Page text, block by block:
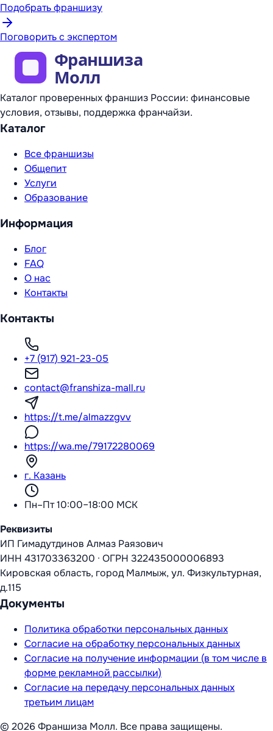
Подобрать франшизу
Поговорить с экспертом
Каталог проверенных франшиз России: финансовые
условия, отзывы, поддержка франчайзи.
Каталог
Все франшизы
Общепит
Услуги
Образование
Информация
Блог
FAQ
О нас
Контакты
Контакты
+7 (917) 921-23-05
contact@franshiza-mall.ru
https://t.me/almazzgvv
https://wa.me/79172280069
г. Казань
Пн–Пт 10:00–18:00 МСК
Реквизиты
ИП Гимадутдинов Алмаз Раязович
ИНН 431703363200 · ОГРН 322435000006893
Кировская область, город Малмыж, ул. Физкультурная,
д.115
Документы
Политика обработки персональных данных
Согласие на обработку персональных данных
Согласие на получение информации (в том числе в
форме рекламной рассылки)
Согласие на передачу персональных данных
третьим лицам
© 2026 Франшиза Молл. Все права защищены.